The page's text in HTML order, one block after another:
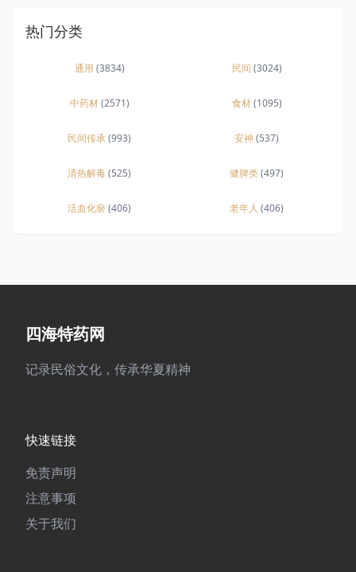
热门分类
通用 (3834) 民间 (3024)
中药材(2571) 食材(1095)
民间传承(993) 安神(537)
清热解毒(525) 健脾类(497)
活血化瘀(406) 老年人 (406)
四海特药网
记录民俗文化，传承华夏精神
快速链接
免责声明
注意事项
关于我们